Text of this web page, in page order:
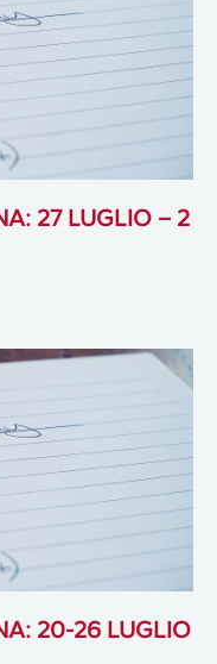
27 LUGLIO – 2
20-26 LUGLIO